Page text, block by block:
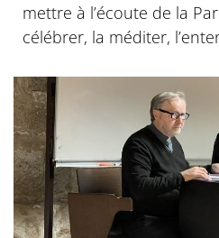
mettre à l’écoute de la
célébrer, la méditer,